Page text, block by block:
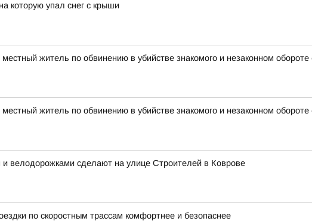
которую упал снег с крыши
житель по обвинению в убийстве знакомого и незаконном обороте
житель по обвинению в убийстве знакомого и незаконном обороте
велодорожками сделают на улице Строителей в Коврове
по скоростным трассам комфортнее и безопаснее